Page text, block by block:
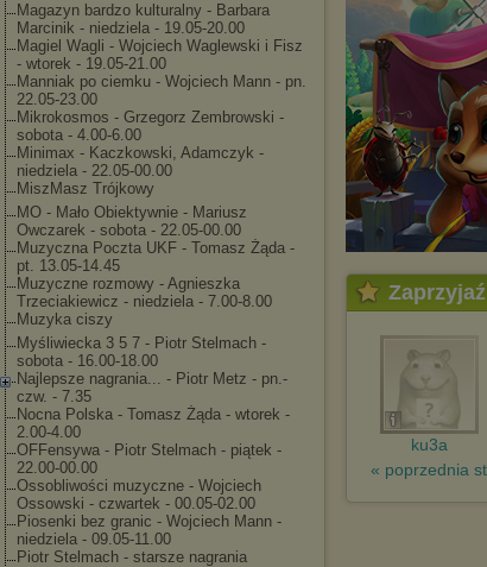
Magazyn bardzo kulturalny - Barbara
Marcinik - niedziela - 19.05-20.00
Magiel Wagli - Wojciech Waglewski i Fisz
- wtorek - 19.05-21.00
Manniak po ciemku - Wojciech Mann - pn.
22.05-23.00
Mikrokosmos - Grzegorz Zembrowski -
sobota - 4.00-6.00
Minimax - Kaczkowski, Adamczyk -
niedziela - 22.05-00.00
MiszMasz Trójkowy
MO - Mało Obiektywnie - Mariusz
Owczarek - sobota - 22.05-00.00
Muzyczna Poczta UKF - Tomasz Żąda -
pt. 13.05-14.45
Muzyczne rozmowy - Agnieszka
Trzeciakiewicz - niedziela - 7.00-8.00
Muzyka ciszy
Myśliwiecka 3 5 7 - Piotr Stelmach -
sobota - 16.00-18.00
Najlepsze nagrania... - Piotr Metz - pn.-
czw. - 7.35
Nocna Polska - Tomasz Żąda - wtorek -
2.00-4.00
OFFensywa - Piotr Stelmach - piątek -
22.00-00.00
Ossobliwości muzyczne - Wojciech
Ossowski - czwartek - 00.05-02.00
Piosenki bez granic - Wojciech Mann -
niedziela - 09.05-11.00
Piotr Stelmach - starsze nagrania
ku3a
« poprzednia